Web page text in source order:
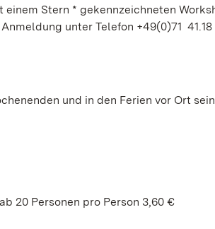
einem Stern * gekennzeichneten
unter Telefon +49(0)71 41.18
und in den Ferien vor Ort
20 Personen pro Person 3,60 €